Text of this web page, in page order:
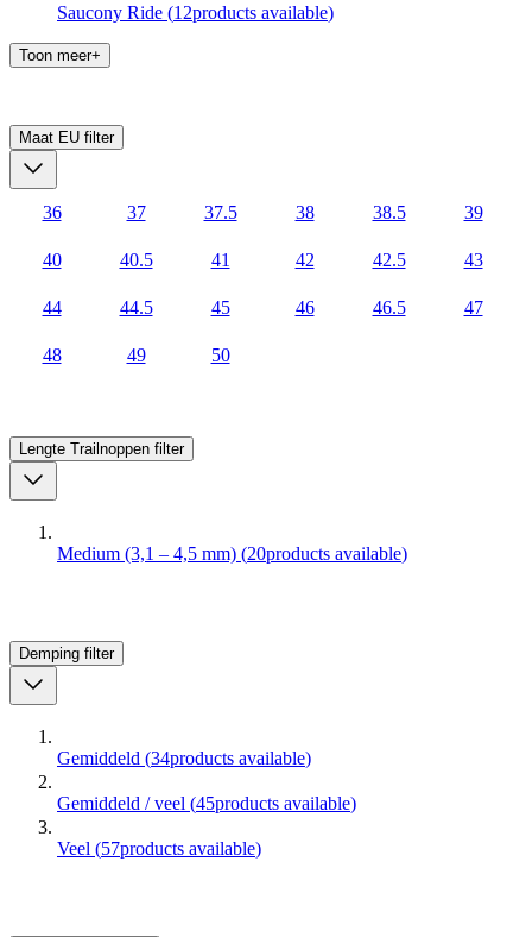
Saucony Ride (12products available)
Toon meer+
Maat EU filter
36 37 37.5 38 38.5 39
40 40.5 41 42 42.5 43
44 44.5 45 46 46.5 47
48 49 50
Lengte Trailnoppen filter
Medium (3,1 – 4,5 mm) (20products available)
Demping filter
Gemiddeld (34products available)
Gemiddeld / veel (45products available)
Veel (57products available)